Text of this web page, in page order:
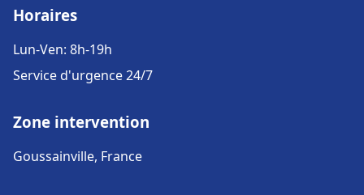
Horaires
Lun-Ven: 8h-19h
Service d'urgence 24/7
Zone intervention
Goussainville, France